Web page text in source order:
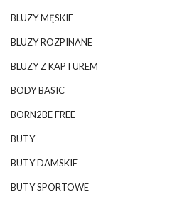
BLUZY MĘSKIE
BLUZY ROZPINANE
BLUZY Z KAPTUREM
BODY BASIC
BORN2BE FREE
BUTY
BUTY DAMSKIE
BUTY SPORTOWE